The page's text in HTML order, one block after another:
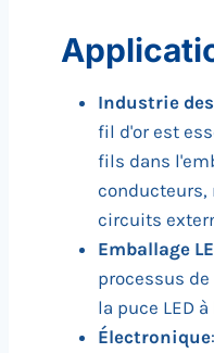
Industrie
fil d'or est
fils dans
conducteurs,
circuits
Emballage
processus
la puce LED
Électronique